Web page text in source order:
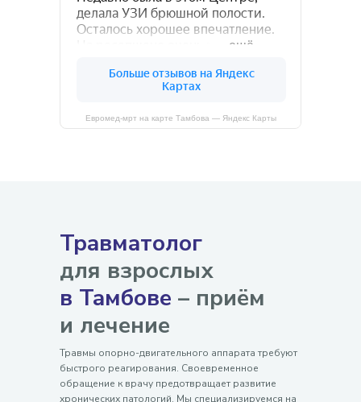
Евромед-мрт на карте Тамбова — Яндекс Карты
Травматолог
для взрослых
в Тамбове – приём
и лечение
Травмы опорно-двигательного аппарата требуют
быстрого реагирования. Своевременное
обращение к врачу предотвращает развитие
хронических патологий. Мы специализируемся на